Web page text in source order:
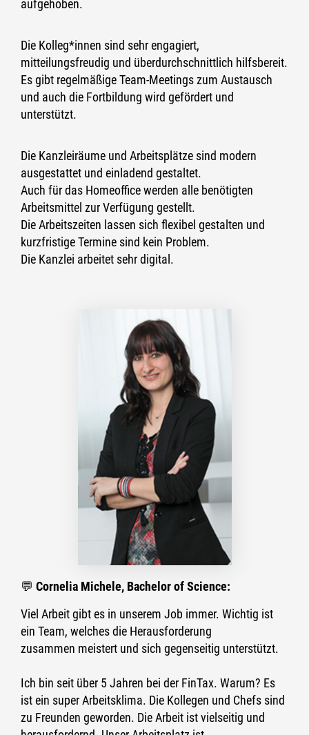
aufgehoben.
Die Ko lleg*innen sind sehr engagiert,
mitteil ungsfreudig und überdurchschnitt lich hilfsbereit.
Es gibt regelmäßige Team-Meetings zum Austausch
und auch die Fortbil dung wird gefördert und
unterstützt.
Die Kanzleiräume und Arbeitsplätze sind modern
ausgestattet und einladend gestaltet.
Auch für das Homeoffice werden a lle benötigten
Arbeitsmittel zur Verfügung gestellt.
Die Arbeitszeiten lassen sich flexibel gestalten und
kurzfristige Termine sind kein Problem.
Die Kanzlei arbeitet sehr digital.
💬 Cornelia Michele, Bachelor of Science:
Viel Arbeit gibt es in unserem Job immer. Wichtig ist
ein Team, welches die Herausforderung
zusammen meistert und sich gegenseitig unterstützt.
Ich bin seit über 5 Jahren bei der FinTax. Warum? Es
ist ein super Arbeitsklima. Die Kollegen und Chefs sind
zu Freunden geworden. Die Arbeit ist vielseitig und